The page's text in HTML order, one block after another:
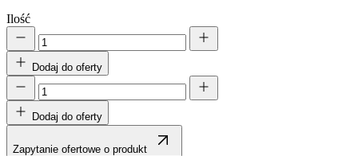
Ilość
Dodaj do oferty
Dodaj do oferty
Zapytanie ofertowe o produkt